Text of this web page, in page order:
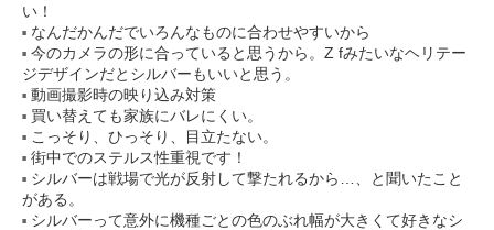
い！
なんだかんだでいろんなものに合わせやすいから
今のカメラの形に合っていると思うから。Z fみたいなヘリテー
ジデザインだとシルバーもいいと思う。
動画撮影時の映り込み対策
買い替えても家族にバレにくい。
こっそり、ひっそり、目立たない。
街中でのステルス性重視です！
シルバーは戦場で光が反射して撃たれるから…、と聞いたこと
がある。
シルバーって意外に機種ごとの色のぶれ幅が大きくて好きなシ